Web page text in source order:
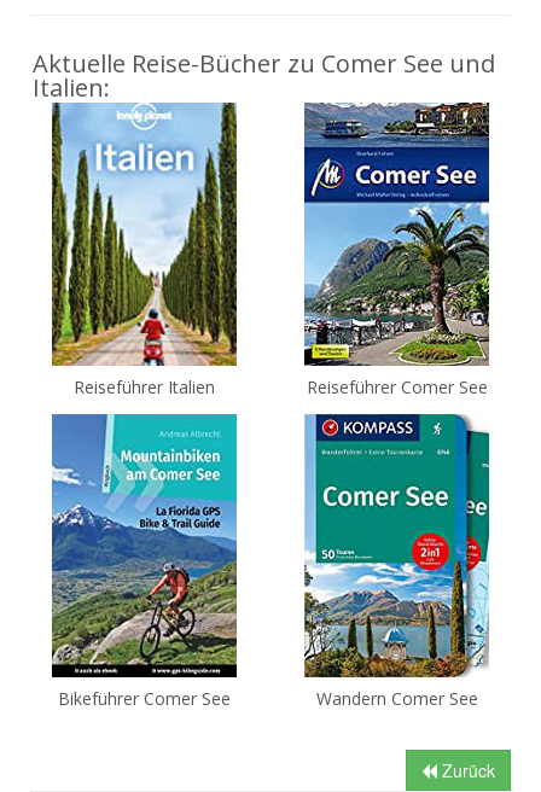
Aktuelle Reise-Bücher zu Comer See und
Italien:
Reiseführer Italien Reiseführer Comer See
Bikeführer Comer See Wandern Comer See
Zurück